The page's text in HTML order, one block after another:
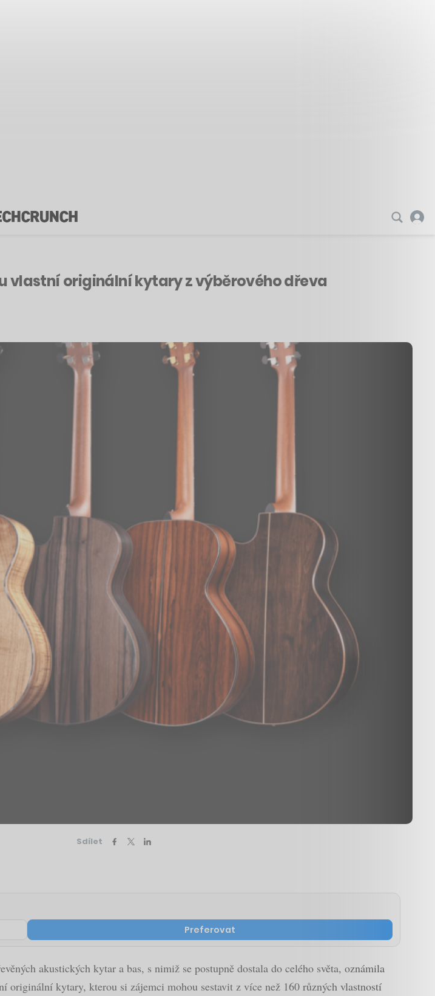
vlastní originální kytary z výběrového dřeva
Sdílet
Preferovat
akustických kytar a bas, s nimiž se postupně dostala do celého světa, oznámila
kytary, kterou si zájemci mohou sestavit z více než 160 různých vlastností